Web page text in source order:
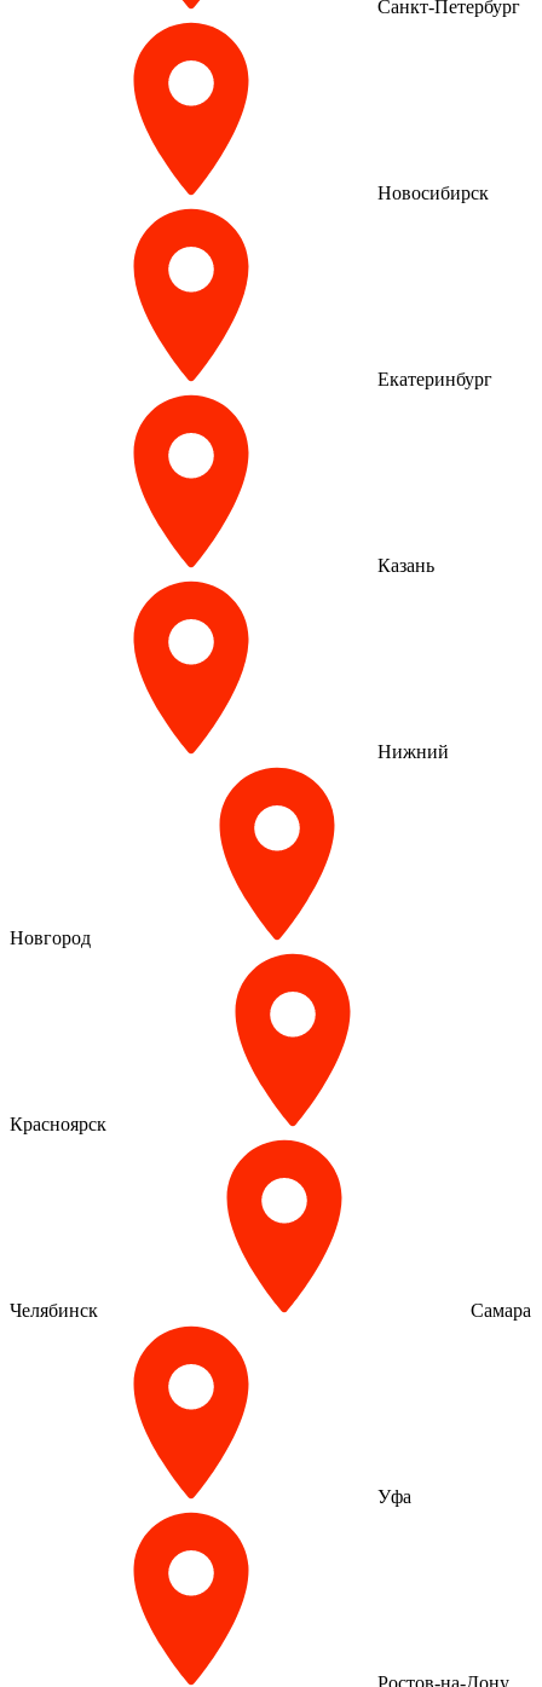
Санкт-Петербург
Новосибирск
Екатеринбург
Казань
Нижний
Новгород
Красноярск
Челябинск Самара
Уфа
Ростов-на-Дону